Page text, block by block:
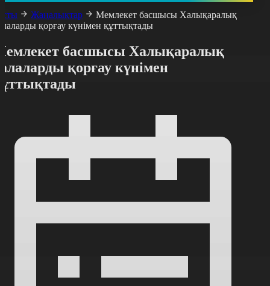
Жаңалықтар
Мемлекет басшысы Халықаралық
қорғау күнімен құттықтады
басшысы Халықаралық
қорғау күнімен